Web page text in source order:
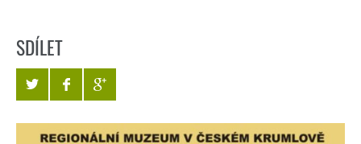
SDÍLET